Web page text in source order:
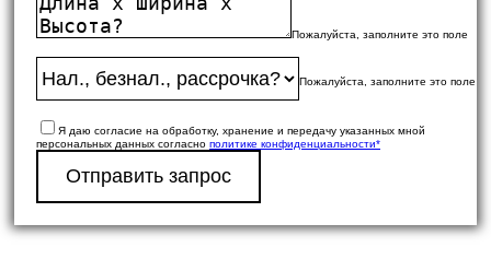
Пожалуйста, заполните это поле
Пожалуйста, заполните это поле
Я даю согласие на обработку, хранение и передачу указанных мной
персональных данных согласно политике конфиденциальности*
Отправить запрос